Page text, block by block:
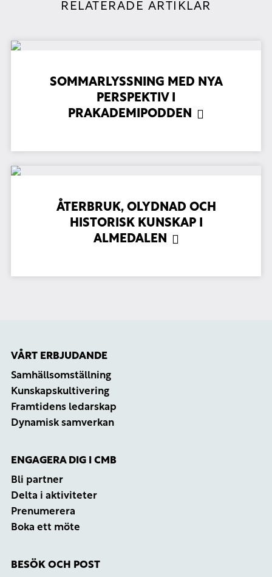
RELATERADE ARTIKLAR
SOMMARLYSSNING MED NYA
PERSPEKTIV I
PRAKADEMIPODDEN
ÅTERBRUK, OLYDNAD OCH
HISTORISK KUNSKAP I
ALMEDALEN
VÅRT ERBJUDANDE
Samhällsomställning
Kunskapskultivering
Framtidens ledarskap
Dynamisk samverkan
ENGAGERA DIG I CMB
Bli partner
Delta i aktiviteter
Prenumerera
Boka ett möte
BESÖK OCH POST